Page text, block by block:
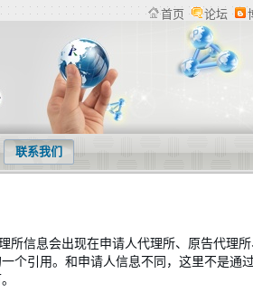
标管理系统等产品及专利统计分析等服务
联系我们
所信息会出现在申请人代理所、原告代理
个引用。和申请人信息不同，这里不是通
首页 论坛